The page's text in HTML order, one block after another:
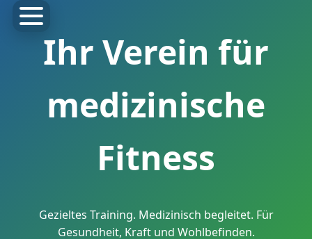
Ihr Verein für
medizinische
Fitness
Gezieltes Training. Medizinisch begleitet. Für
Gesundheit, Kraft und Wohlbefinden.